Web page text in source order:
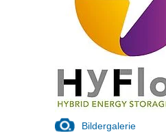
Bildergalerie